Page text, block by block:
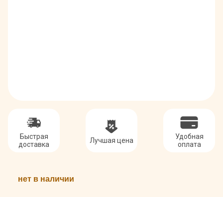
Быстрая
доставка
Лучшая цена
Удобная
оплата
нет в наличии